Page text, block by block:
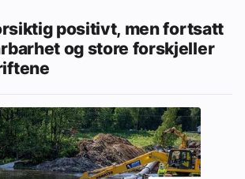
positivt, men fortsatt
og store forskjeller